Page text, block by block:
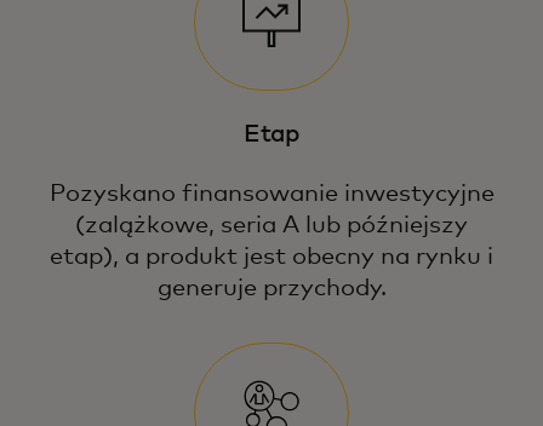
Etap
Pozyskano finansowanie inwestycyjne
(zalążkowe, seria A lub późniejszy
etap), a produkt jest obecny na rynku i
generuje przychody.